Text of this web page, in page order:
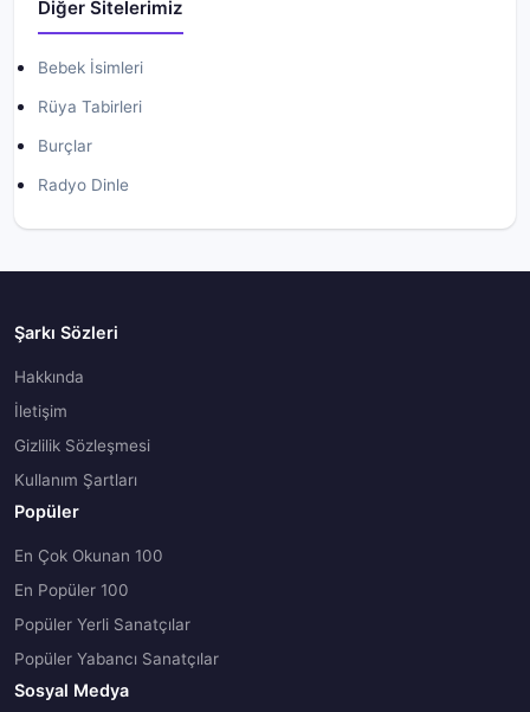
Diğer Sitelerimiz
Bebek İsimleri
Rüya Tabirleri
Burçlar
Radyo Dinle
Şarkı Sözleri
Hakkında
İletişim
Gizlilik Sözleşmesi
Kullanım Şartları
Popüler
En Çok Okunan 100
En Popüler 100
Popüler Yerli Sanatçılar
Popüler Yabancı Sanatçılar
Sosyal Medya